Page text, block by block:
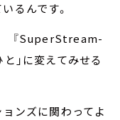
るんです。
『SuperStream-
」に変えてみせる
ンズに関わってよ